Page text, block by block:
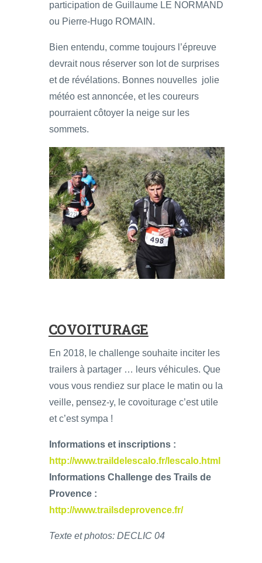
participation de Guillaume LE NORMAND
ou Pierre-Hugo ROMAIN.
Bien entendu, comme toujours l’épreuve
devrait nous réserver son lot de surprises
et de révélations. Bonnes nouvelles jolie
météo est annoncée, et les coureurs
pourraient côtoyer la neige sur les
sommets.
COVOITURAGE
En 2018, le challenge souhaite inciter les
trailers à partager … leurs véhicules. Que
vous vous rendiez sur place le matin ou la
veille, pensez-y, le covoiturage c’est utile
et c’est sympa !
Informations et inscriptions :
http://www.traildelescalo.fr/lescalo.html
Informations Challenge des Trails de
Provence :
http://www.trailsdeprovence.fr/
Texte et photos: DECLIC 04